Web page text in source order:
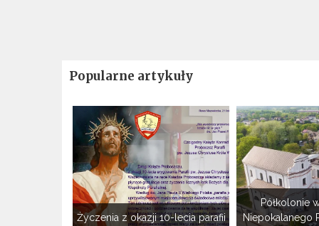
Popularne artykuły
Życzenia z okazji 10-lecia parafii
Półkolonie
Niepokalanego